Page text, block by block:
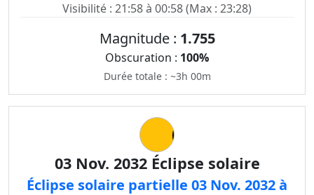
Visibilité : 21:58 à 00:58 (Max : 23:28)
Magnitude : 1.755
Obscuration : 100%
Durée totale : ~3h 00m
03 Nov. 2032 Éclipse solaire
Éclipse solaire partielle 03 Nov. 2032 à